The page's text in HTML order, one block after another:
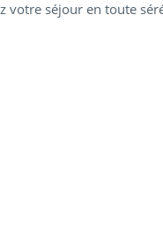
votre séjour en toute